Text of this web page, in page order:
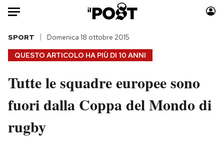
Auto
HOME
Italia
Politica
Tecnologia
Moda
Consumismi
QUESTO ARTICOLO HA PIÙ DI 10 ANNI
SPORT Domenica 18 ottobre 2015
Tutte le squadre europee sono
fuori dalla Coppa del Mondo di
rugby